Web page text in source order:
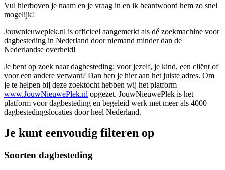
Vul hierboven je naam en je vraag in en ik beantwoord hem zo snel
mogelijk!
Jouwnieuweplek.nl is officieel aangemerkt als dé zoekmachine voor
dagbesteding in Nederland door niemand minder dan de
Nederlandse overheid!
Je bent op zoek naar dagbesteding; voor jezelf, je kind, een cliënt of
voor een andere verwant? Dan ben je hier aan het juiste adres. Om
je te helpen bij deze zoektocht hebben wij het platform
www.JouwNieuwePlek.nl opgezet. JouwNieuwePlek is het
platform voor dagbesteding en begeleid werk met meer als 4000
dagbestedingslocaties door heel Nederland.
Je kunt eenvoudig filteren op
Soorten dagbesteding